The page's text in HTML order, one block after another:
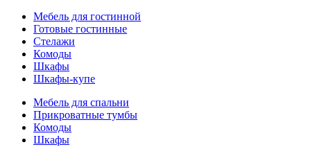
Мебель для гостинной
Готовые гостинные
Стелажи
Комоды
Шкафы
Шкафы-купе
Мебель для спальни
Прикроватные тумбы
Комоды
Шкафы